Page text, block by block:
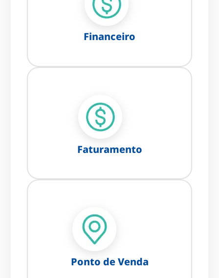
Financeiro
Faturamento
Ponto de Venda